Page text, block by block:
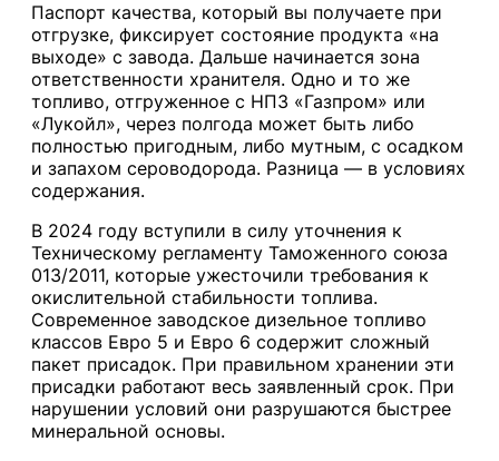
Паспорт качества, который вы получаете при
отгрузке, фиксирует состояние продукта «на
выходе» с завода. Дальше начинается зона
ответственности хранителя. Одно и то же
топливо, отгруженное с НПЗ «Газпром» или
«Лукойл», через полгода может быть либо
полностью пригодным, либо мутным, с осадком
и запахом сероводорода. Разница — в условиях
содержания.
В 2024 году вступили в силу уточнения к
Техническому регламенту Таможенного союза
013/2011, которые ужесточили требования к
окислительной стабильности топлива.
Современное заводское дизельное топливо
классов Евро 5 и Евро 6 содержит сложный
пакет присадок. При правильном хранении эти
присадки работают весь заявленный срок. При
нарушении условий они разрушаются быстрее
минеральной основы.